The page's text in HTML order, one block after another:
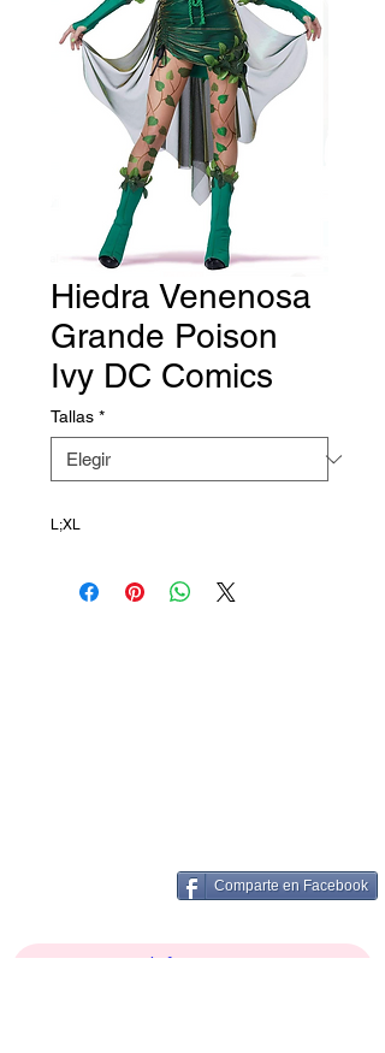
Hiedra Venenosa
Grande Poison
Ivy DC Comics
Tallas *
L;XL
Comparte en Facebook